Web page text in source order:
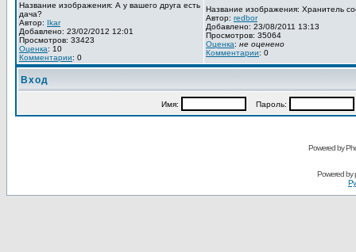
Название изображения: А у вашего друга есть
дача?
Автор: Ikar
Добавлено: 23/02/2012 12:01
Просмотров: 33423
Оценка: 10
Комментарии: 0
Название изображения: Хранитель
Автор: redbor
Добавлено: 23/08/2011 13:13
Просмотров: 35064
Оценка: не оценено
Комментарии: 0
Вход
Имя: Пароль:
Powered by
Powered by